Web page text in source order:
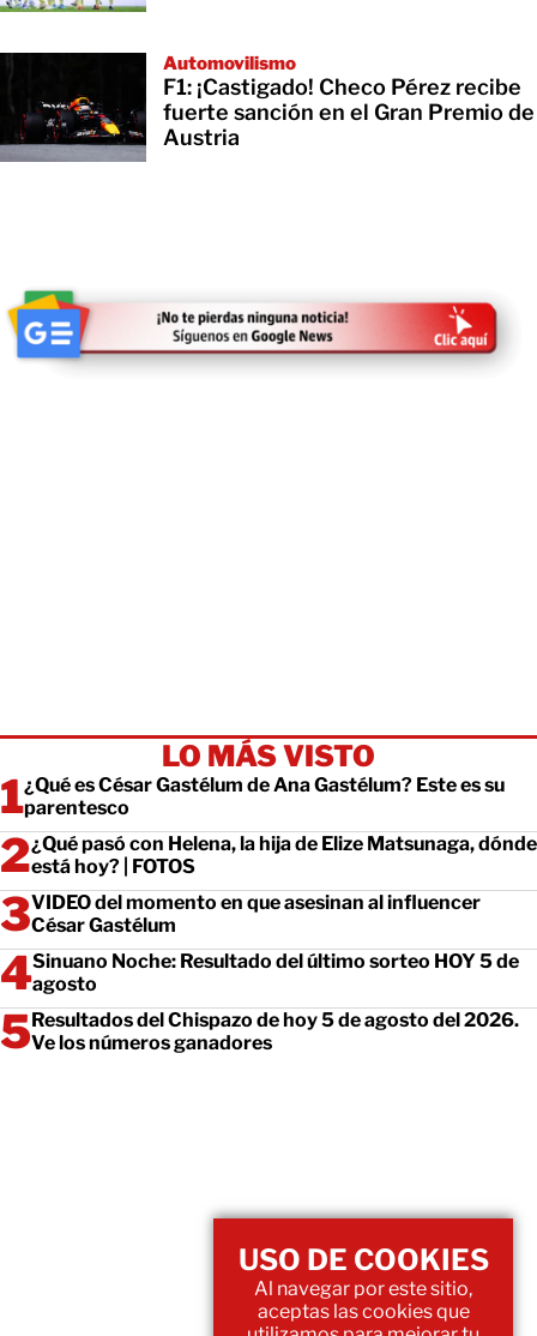
Automovilismo
F1: ¡Castigado! Checo Pérez recibe
fuerte sanción en el Gran Premio de
Austria
LO MÁS VISTO
¿Qué es César Gastélum de Ana Gastélum? Este es su
parentesco
¿Qué pasó con Helena, la hija de Elize Matsunaga, dónde
está hoy? | FOTOS
VIDEO del momento en que asesinan al influencer
César Gastélum
Sinuano Noche: Resultado del último sorteo HOY 5 de
agosto
Resultados del Chispazo de hoy 5 de agosto del 2026.
Ve los números ganadores
USO DE COOKIES
Al navegar por este sitio,
aceptas las cookies que